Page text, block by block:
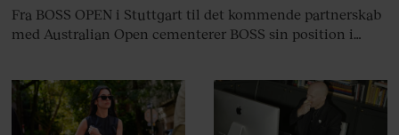
Fra BOSS OPEN i Stuttgart til det kommende partnerskab
med Australian Open cementerer BOSS sin position i